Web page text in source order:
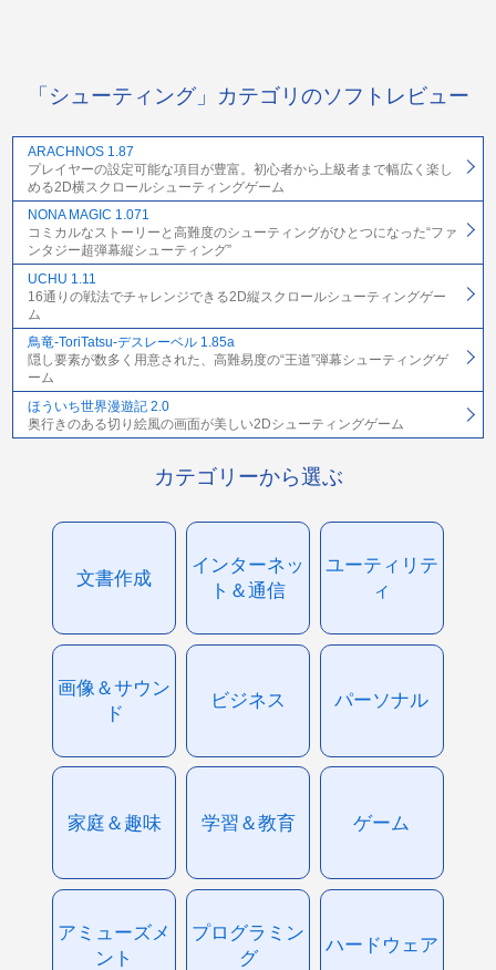
「シューティング」カテゴリのソフトレビュー
ARACHNOS 1.87
プレイヤーの設定可能な項目が豊富。初心者から上級者まで幅広く楽し
める2D横スクロールシューティングゲーム
NONA MAGIC 1.071
コミカルなストーリーと高難度のシューティングがひとつになった“ファ
ンタジー超弾幕縦シューティング”
UCHU 1.11
16通りの戦法でチャレンジできる2D縦スクロールシューティングゲー
ム
鳥竜-ToriTatsu-デスレーベル 1.85a
隠し要素が数多く用意された、高難易度の“王道”弾幕シューティングゲ
ーム
ほういち世界漫遊記 2.0
奥行きのある切り絵風の画面が美しい2Dシューティングゲーム
カテゴリーから選ぶ
文書作成
インターネッ
ト＆通信
ユーティリテ
ィ
画像＆サウン
ド
ビジネス パーソナル
家庭＆趣味 学習＆教育 ゲーム
アミューズメ
ント
プログラミン
グ
ハードウェア